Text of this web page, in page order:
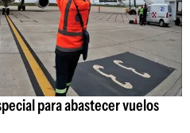
para abastecer vuelos